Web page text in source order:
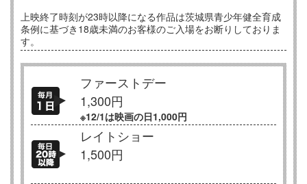
上映終了時刻が23時以降になる作品は茨城県青少年健全育成
条例に基づき18歳未満のお客様のご入場をお断りしておりま
す。
ファーストデー
1,300円
※12/1は映画の日1,000円
レイトショー
1,500円